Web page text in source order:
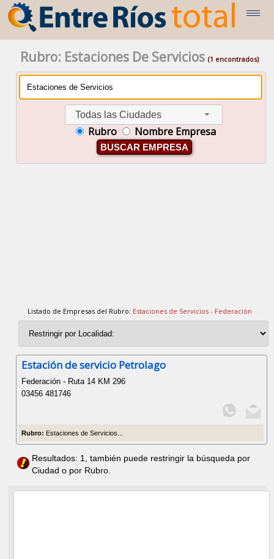
Rubro: Estaciones De Servicios(1 encontrados)
Todas las Ciudades
Rubro Nombre Empresa
BUSCAR EMPRESA
Listado de Empresas del Rubro: Estaciones de Servicios - Federación
Estación de servicio Petrolago
Federación - Ruta 14 KM 296
03456 481746
Rubro: Estaciones de Servicios...
Resultados: 1, también puede restringir la búsqueda por
Ciudad o por Rubro.